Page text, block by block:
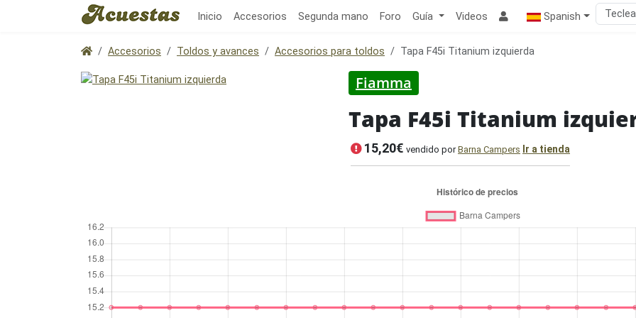
Inicio Accesorios Segunda mano Foro Guía Videos Spanish
Accesorios Toldos y avances Accesorios para toldos Tapa F45i Titanium izquierda
Fiamma
Tapa F45i Titanium
15,20€ vendido porBarna Campers Ir a tienda